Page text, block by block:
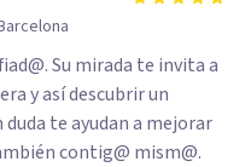
Su mirada te invita a
y así descubrir un
te ayudan a mejorar
contig@ mism@.